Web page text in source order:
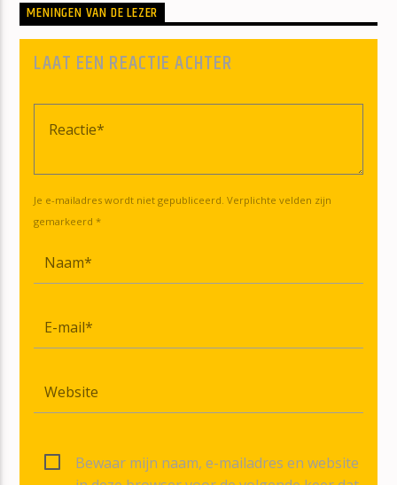
MENINGEN VAN DE LEZER
LAAT EEN REACTIE ACHTER
Je e-mailadres wordt niet gepubliceerd. Verplichte velden zijn
gemarkeerd *
Bewaar mijn naam, e-mailadres en website